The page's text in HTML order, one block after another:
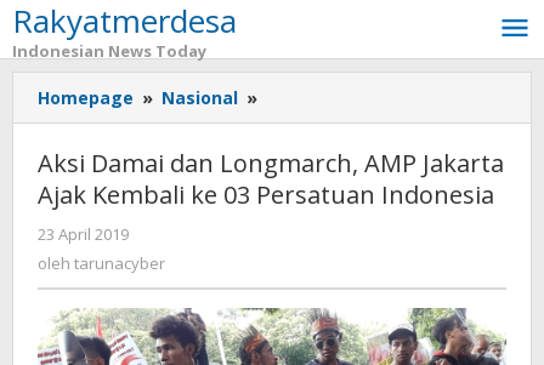
Lewati
ke
konten
Rakyatmerdesa
Indonesian News Today
Homepage » Nasional »
Damai
Longmarch,
AMP
03
Persatuan
Aksi Damai dan Longmarch, AMP Jakarta
Ajak Kembali ke 03 Persatuan Indonesia
23 April 2019
tarunacyber
oleh tarunacyber